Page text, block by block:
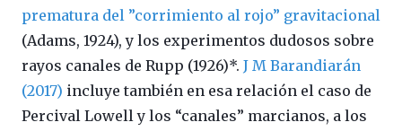
prematura del ”corrimiento al rojo” gravitacional
(Adams, 1924), y los experimentos dudosos sobre
rayos canales de Rupp (1926)*. J M Barandiarán
(2017) incluye también en esa relación el caso de
Percival Lowell y los “canales” marcianos, a los